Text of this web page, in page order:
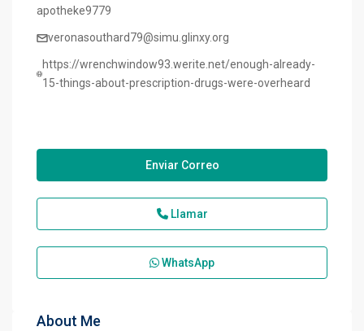
apotheke9779
veronasouthard79@simu.glinxy.org
https://wrenchwindow93.werite.net/enough-already-
15-things-about-prescription-drugs-were-overheard
Enviar Correo
Llamar
WhatsApp
About Me